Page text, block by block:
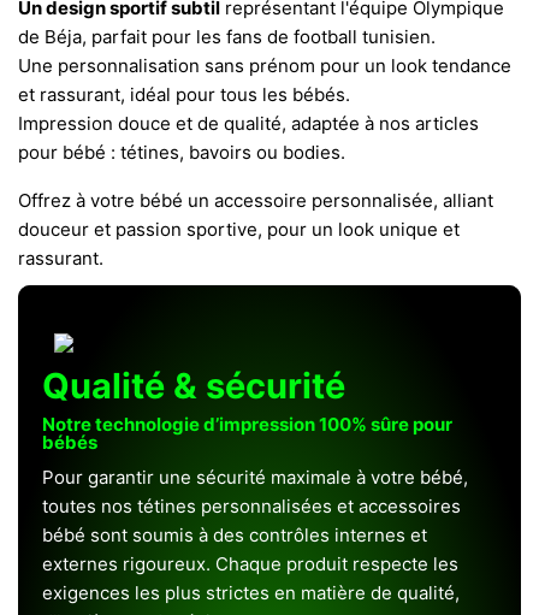
Un design sportif subtil représentant l'équipe Olympique
de Béja, parfait pour les fans de football tunisien.
Une personnalisation sans prénom pour un look tendance
et rassurant, idéal pour tous les bébés.
Impression douce et de qualité, adaptée à nos articles
pour bébé : tétines, bavoirs ou bodies.
Offrez à votre bébé un accessoire personnalisée, alliant
douceur et passion sportive, pour un look unique et
rassurant.
Qualité & sécurité
Notre technologie d’impression 100% sûre pour
bébés
Pour garantir une sécurité maximale à votre bébé,
toutes nos tétines personnalisées et accessoires
bébé sont soumis à des contrôles internes et
externes rigoureux. Chaque produit respecte les
exigences les plus strictes en matière de qualité,